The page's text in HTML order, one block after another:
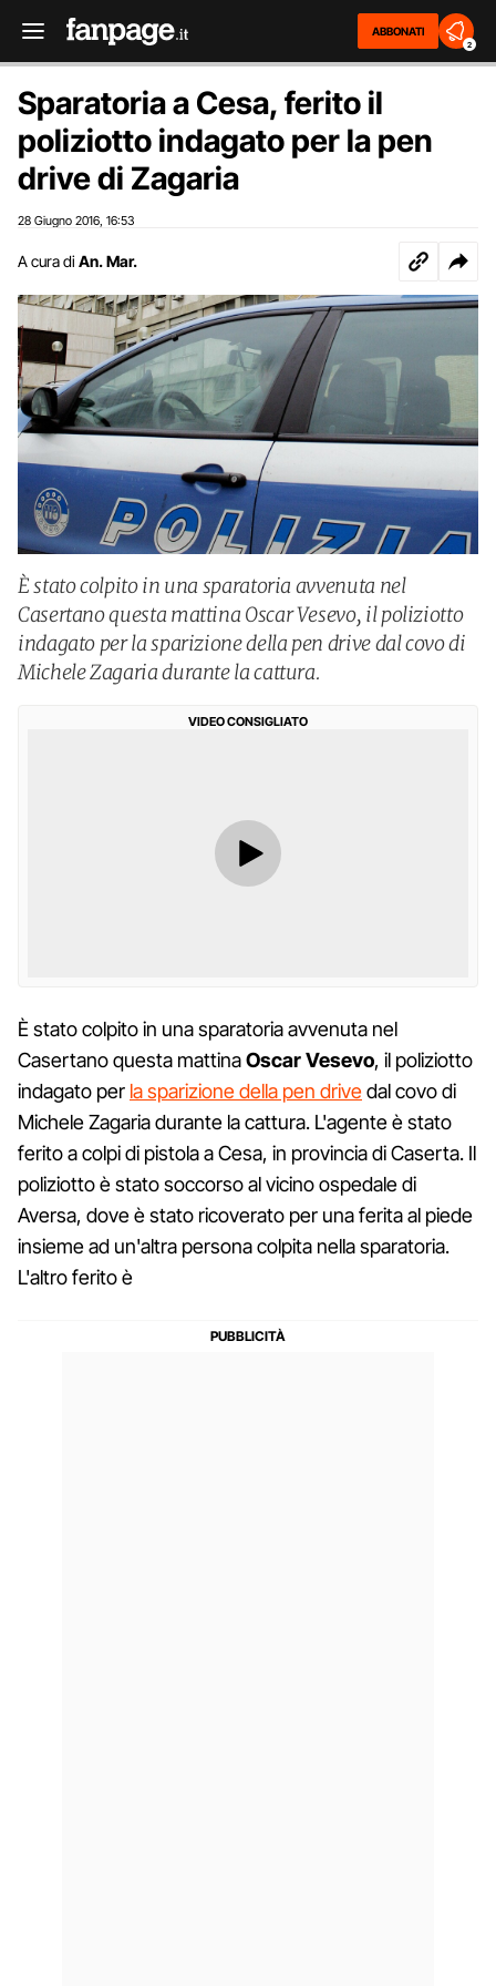
ABBONATI
2
Sparatoria a Cesa, ferito il
poliziotto indagato per la pen
drive di Zagaria
28 Giugno 2016 16:53
A cura di An. Mar.
È stato colpito in una sparatoria avvenuta nel
Casertano questa mattina Oscar Vesevo, il poliziotto
indagato per la sparizione della pen drive dal covo di
Michele Zagaria durante la cattura.
VIDEO CONSIGLIATO
È stato colpito in una sparatoria avvenuta nel
Casertano questa mattinaOscar Vesevo, il poliziotto
indagato per la sparizione della pen drivedal covo di
Michele Zagaria durante la cattura. L'agente è stato
ferito a colpi di pistola a Cesa, in provincia di Caserta. Il
poliziotto è stato soccorso al vicino ospedale di
Aversa, dove è stato ricoverato per una ferita al piede
insieme ad un'altra persona colpita nella sparatoria.
L'altro ferito è